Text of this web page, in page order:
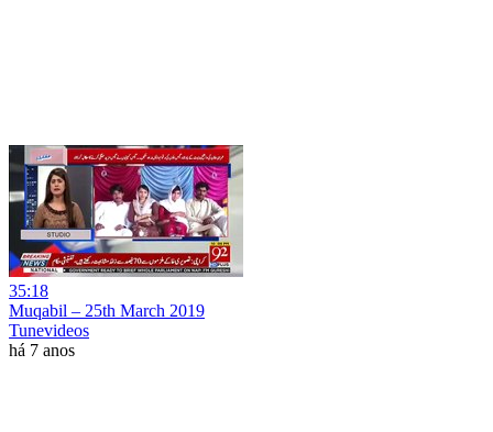
35:18
Muqabil – 25th March 2019
Tunevideos
há 7 anos